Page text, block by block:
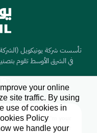
في الشرق الأوسط تقوم
your online
site traffic. By using
use of cookies in
Policy.
we handle your
Hi there, I'm your
dedicated service
X